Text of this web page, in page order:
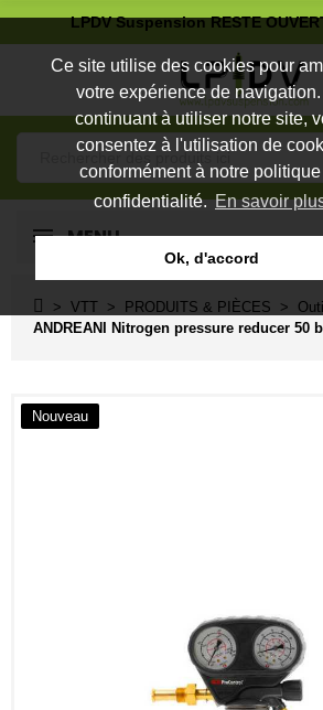
Ce site utilise des cookies pour
votre expérience de
continuant à utiliser notre site,
consentez à l'utilisation de
conformément à notre
confidentialité.En savoir
Ok, d'accord
LPDV Suspension RESTE
MENU
VTT PRODUITS & PIÈCES
ANDREANI Nitrogen pressure reducer 50
Nouveau